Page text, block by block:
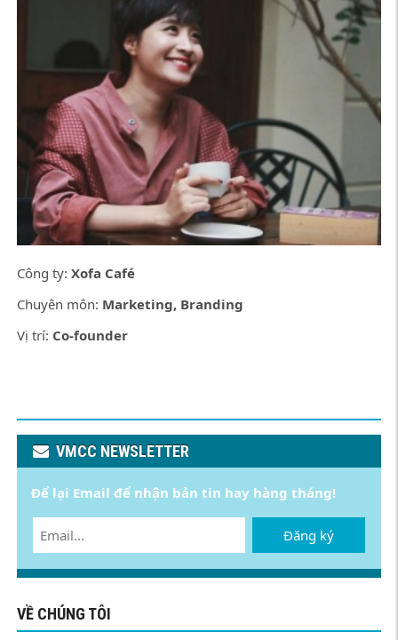
Công ty: Xofa Café
Chuyên môn: Marketing, Branding
Vị trí: Co-founder
VMCC NEWSLETTER
Để lại Email để nhận bản tin hay hàng tháng!
Đăng ký
VỀ CHÚNG TÔI